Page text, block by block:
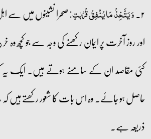
۲۔ وَ یَتَّخِذُ مَا یُنۡفِقُ قُرُبٰتٍ:صحرا نشینوں میں سے
اور روز آخرت پر ایمان رکھنے کی وجہ سے جو
کئی مقاصد ان کے سامنے ہوتے ہیں۔ ایک
حاصل ہو جائے۔ وہ اس بات کا شعور رکھتے ہیں
ذریعہ ہے۔